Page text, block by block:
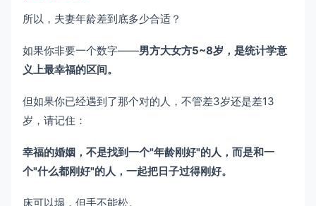
所以，夫妻年龄差到底多少合适？
如果你非要一个数字——男方大女方5~8岁，是统计学意
义上最幸福的区间。
但如果你已经遇到了那个对的人，不管差3岁还是差13
岁，请记住：
幸福的婚姻，不是找到一个"年龄刚好"的人，而是和一
个"什么都刚好"的人，一起把日子过得刚好。
床可以塌，但手不能松。